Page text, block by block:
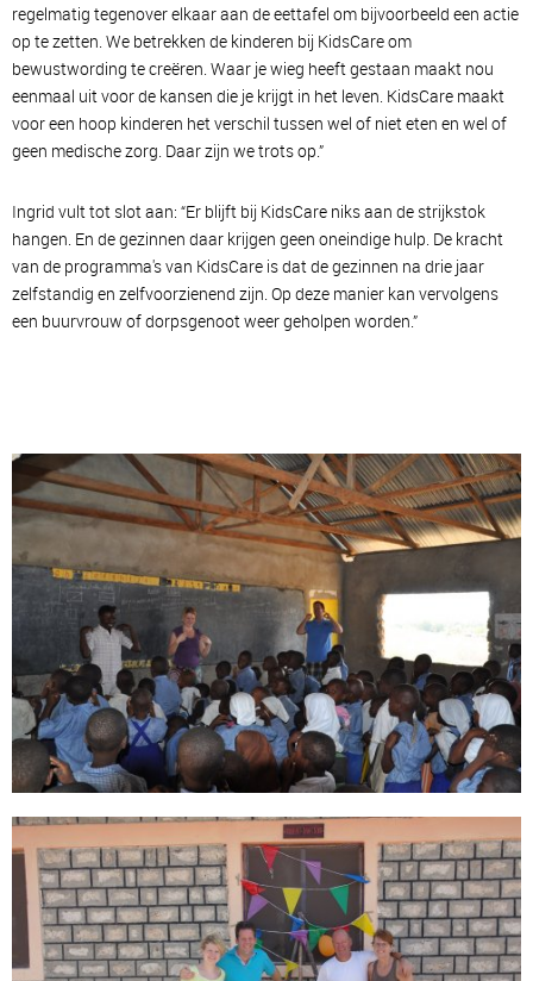
regelmatig tegenover elkaar aan de eettafel om bijvoorbeeld een actie
op te zetten. We betrekken de kinderen bij KidsCare om
bewustwording te creëren. Waar je wieg heeft gestaan maakt nou
eenmaal uit voor de kansen die je krijgt in het leven. KidsCare maakt
voor een hoop kinderen het verschil tussen wel of niet eten en wel of
geen medische zorg. Daar zijn we trots op.”
Ingrid vult tot slot aan: “Er blijft bij KidsCare niks aan de strijkstok
hangen. En de gezinnen daar krijgen geen oneindige hulp. De kracht
van de programma's van KidsCare is dat de gezinnen na drie jaar
zelfstandig en zelfvoorzienend zijn. Op deze manier kan vervolgens
een buurvrouw of dorpsgenoot weer geholpen worden.”